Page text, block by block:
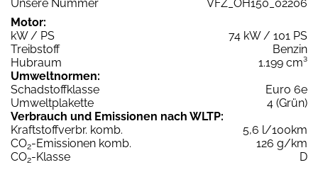
Unsere Nummer
VFZ_OH150_02206
Motor:
kW / PS
74 kW / 101 PS
Treibstoff
Benzin
Hubraum
1.199 cm³
Umweltnormen:
Schadstoffklasse
Euro 6e
Umweltplakette
4 (Grün)
Verbrauch und Emissionen nach WLTP:
Kraftstoffverbr. komb.
5,6 l/100km
CO2-Emissionen komb.
126 g/km
CO2-Klasse
D